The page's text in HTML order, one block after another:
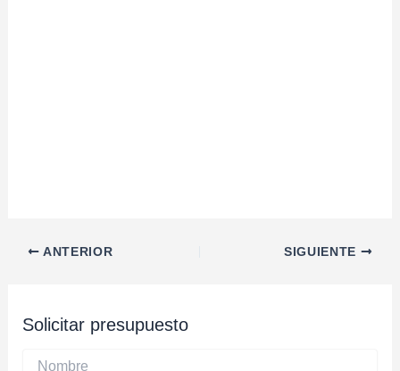
Navegación
ANTERIOR SIGUIENTE
Solicitar presupuesto